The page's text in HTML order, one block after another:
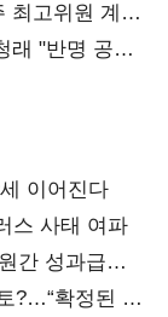
최고위원 계파
래 "반명 공세
이어진다
스 사태 여파
간 성과급
?…“확정된 바